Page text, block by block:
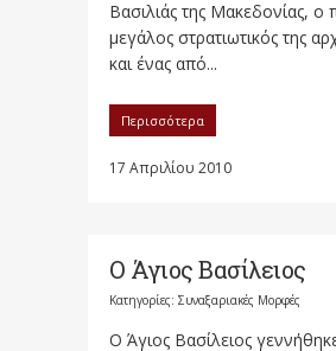
Βασιλιάς της Μακεδονίας, ο
μεγάλος στρατιωτικός της
και ένας από...
Περισσότερα
17 Απριλίου 2010
Ο Άγιος Βασίλειος
Κατηγορίες: Συναξαριακές Μορφές
Ο Άγιος Βασίλειος